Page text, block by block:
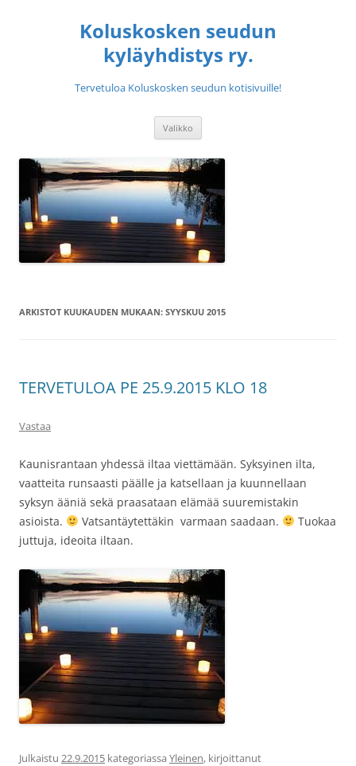
Koluskosken seudun
kyläyhdistys ry.
Tervetuloa Koluskosken seudun kotisivuille!
Valikko
ARKISTOT KUUKAUDEN MUKAAN: SYYSKUU 2015
TERVETULOA PE 25.9.2015 KLO 18
Vastaa
Kaunisrantaan yhdessä iltaa viettämään. Syksyinen ilta,
vaatteita runsaasti päälle ja katsellaan ja kuunnellaan
syksyn ääniä sekä praasataan elämää suuremistakin
asioista.
Vatsantäytettäkin varmaan saadaan.
Tuokaa
juttuja, ideoita iltaan.
Julkaistu 22.9.2015 kategoriassa Yleinen, kirjoittanut